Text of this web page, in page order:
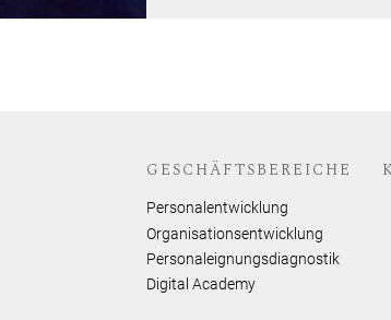
GESCHÄFTSBEREICHE
Personalentwicklung
Organisationsentwicklung
Personaleignungsdiagnostik
Digital Academy